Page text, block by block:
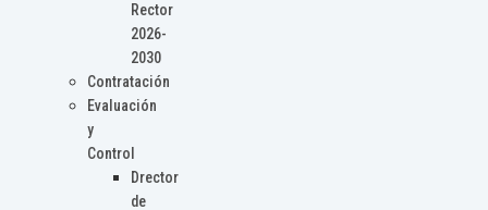
Rector
2026-
2030
Contratación
Evaluación
y
Control
Drector
de